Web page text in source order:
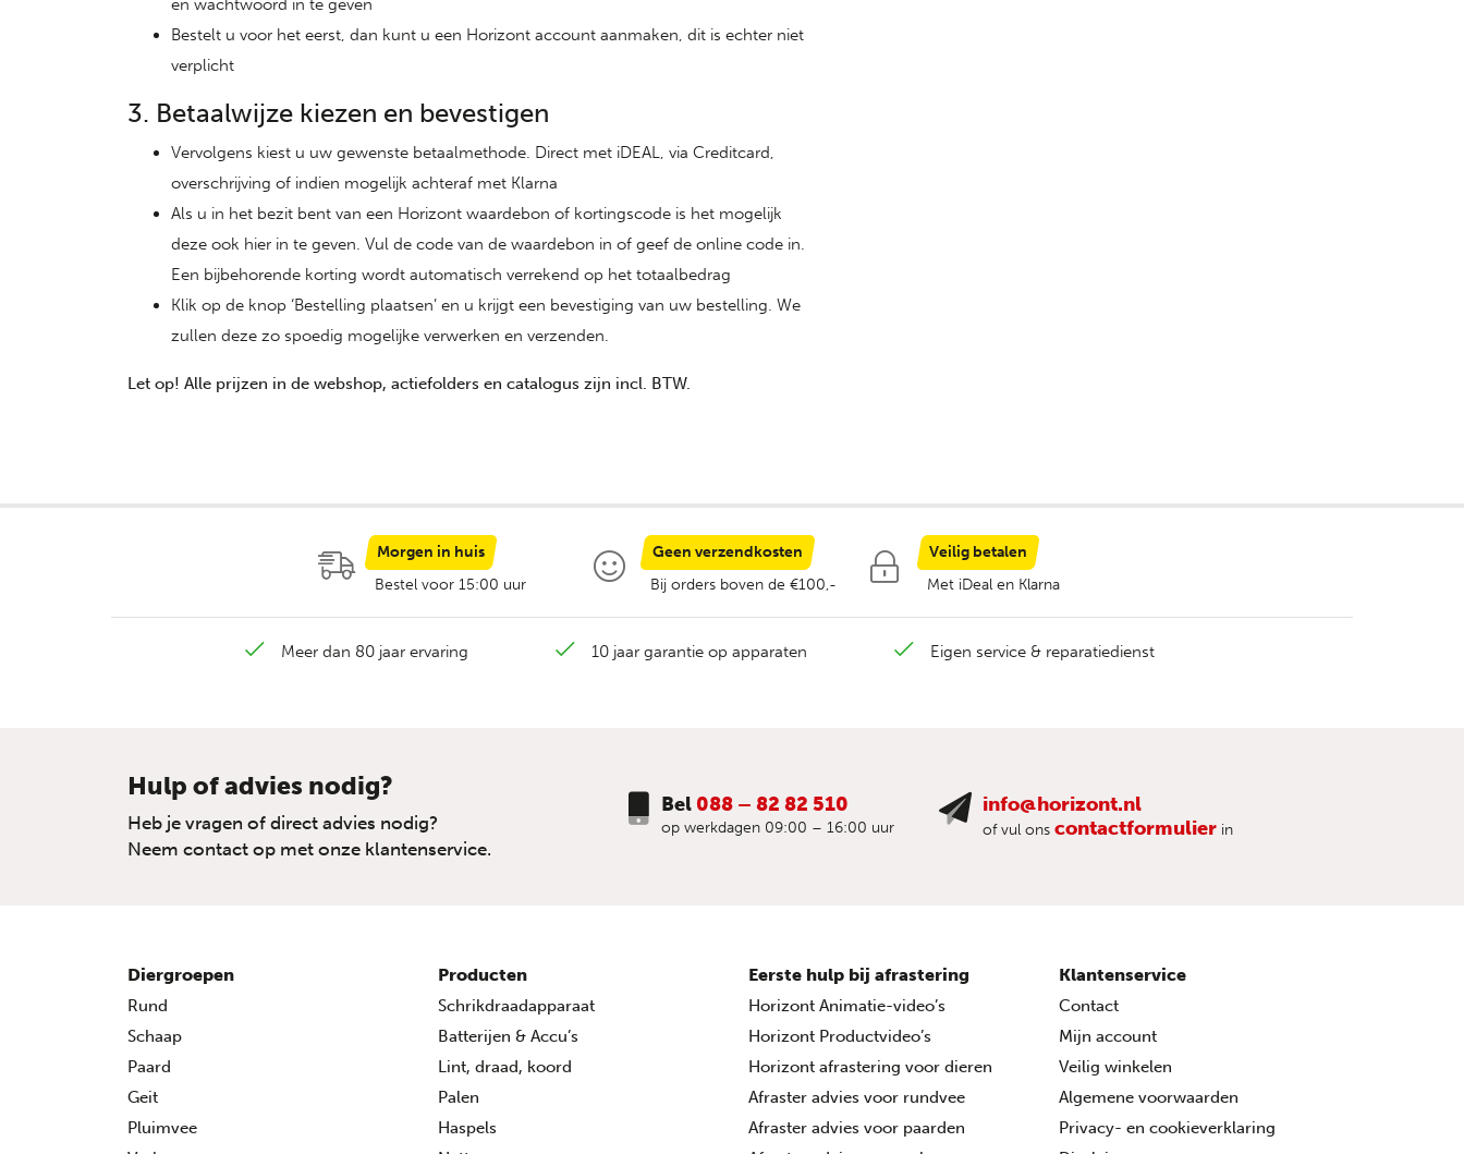
en wachtwoord in te geven
Bestelt u voor het eerst, dan kunt u een Horizont account aanmaken, dit is echter niet
verplicht
3. Betaalwijze kiezen en bevestigen
Vervolgens kiest u uw gewenste betaalmethode. Direct met iDEAL, via Creditcard,
overschrijving of indien mogelijk achteraf met Klarna
Als u in het bezit bent van een Horizont waardebon of kortingscode is het mogelijk
deze ook hier in te geven. Vul de code van de waardebon in of geef de online code in.
Een bijbehorende korting wordt automatisch verrekend op het totaalbedrag
Klik op de knop ‘Bestelling plaatsen’ en u krijgt een bevestiging van uw bestelling. We
zullen deze zo spoedig mogelijke verwerken en verzenden.
Let op! Alle prijzen in de webshop, actiefolders en catalogus zijn incl. BTW.
Morgen in huis
Bestel voor 15:00 uur
Geen verzendkosten
Bij orders boven de €100,-
Veilig betalen
Met iDeal en Klarna
Meer dan 80 jaar ervaring 10 jaar garantie op apparaten Eigen service & reparatiedienst
Hulp of advies nodig?
Heb je vragen of direct advies nodig?
Neem contact op met onze klantenservice.
Bel 088 – 82 82 510
op werkdagen 09:00 – 16:00 uur
info@horizont.nl
of vul ons contactformulier in
Diergroepen
Rund
Schaap
Paard
Geit
Pluimvee
Producten
Schrikdraadapparaat
Batterijen & Accu’s
Lint, draad, koord
Palen
Haspels
Eerste hulp bij afrastering
Horizont Animatie-video’s
Horizont Productvideo’s
Horizont afrastering voor dieren
Afraster advies voor rundvee
Afraster advies voor paarden
Klantenservice
Contact
Mijn account
Veilig winkelen
Algemene voorwaarden
Privacy- en cookieverklaring